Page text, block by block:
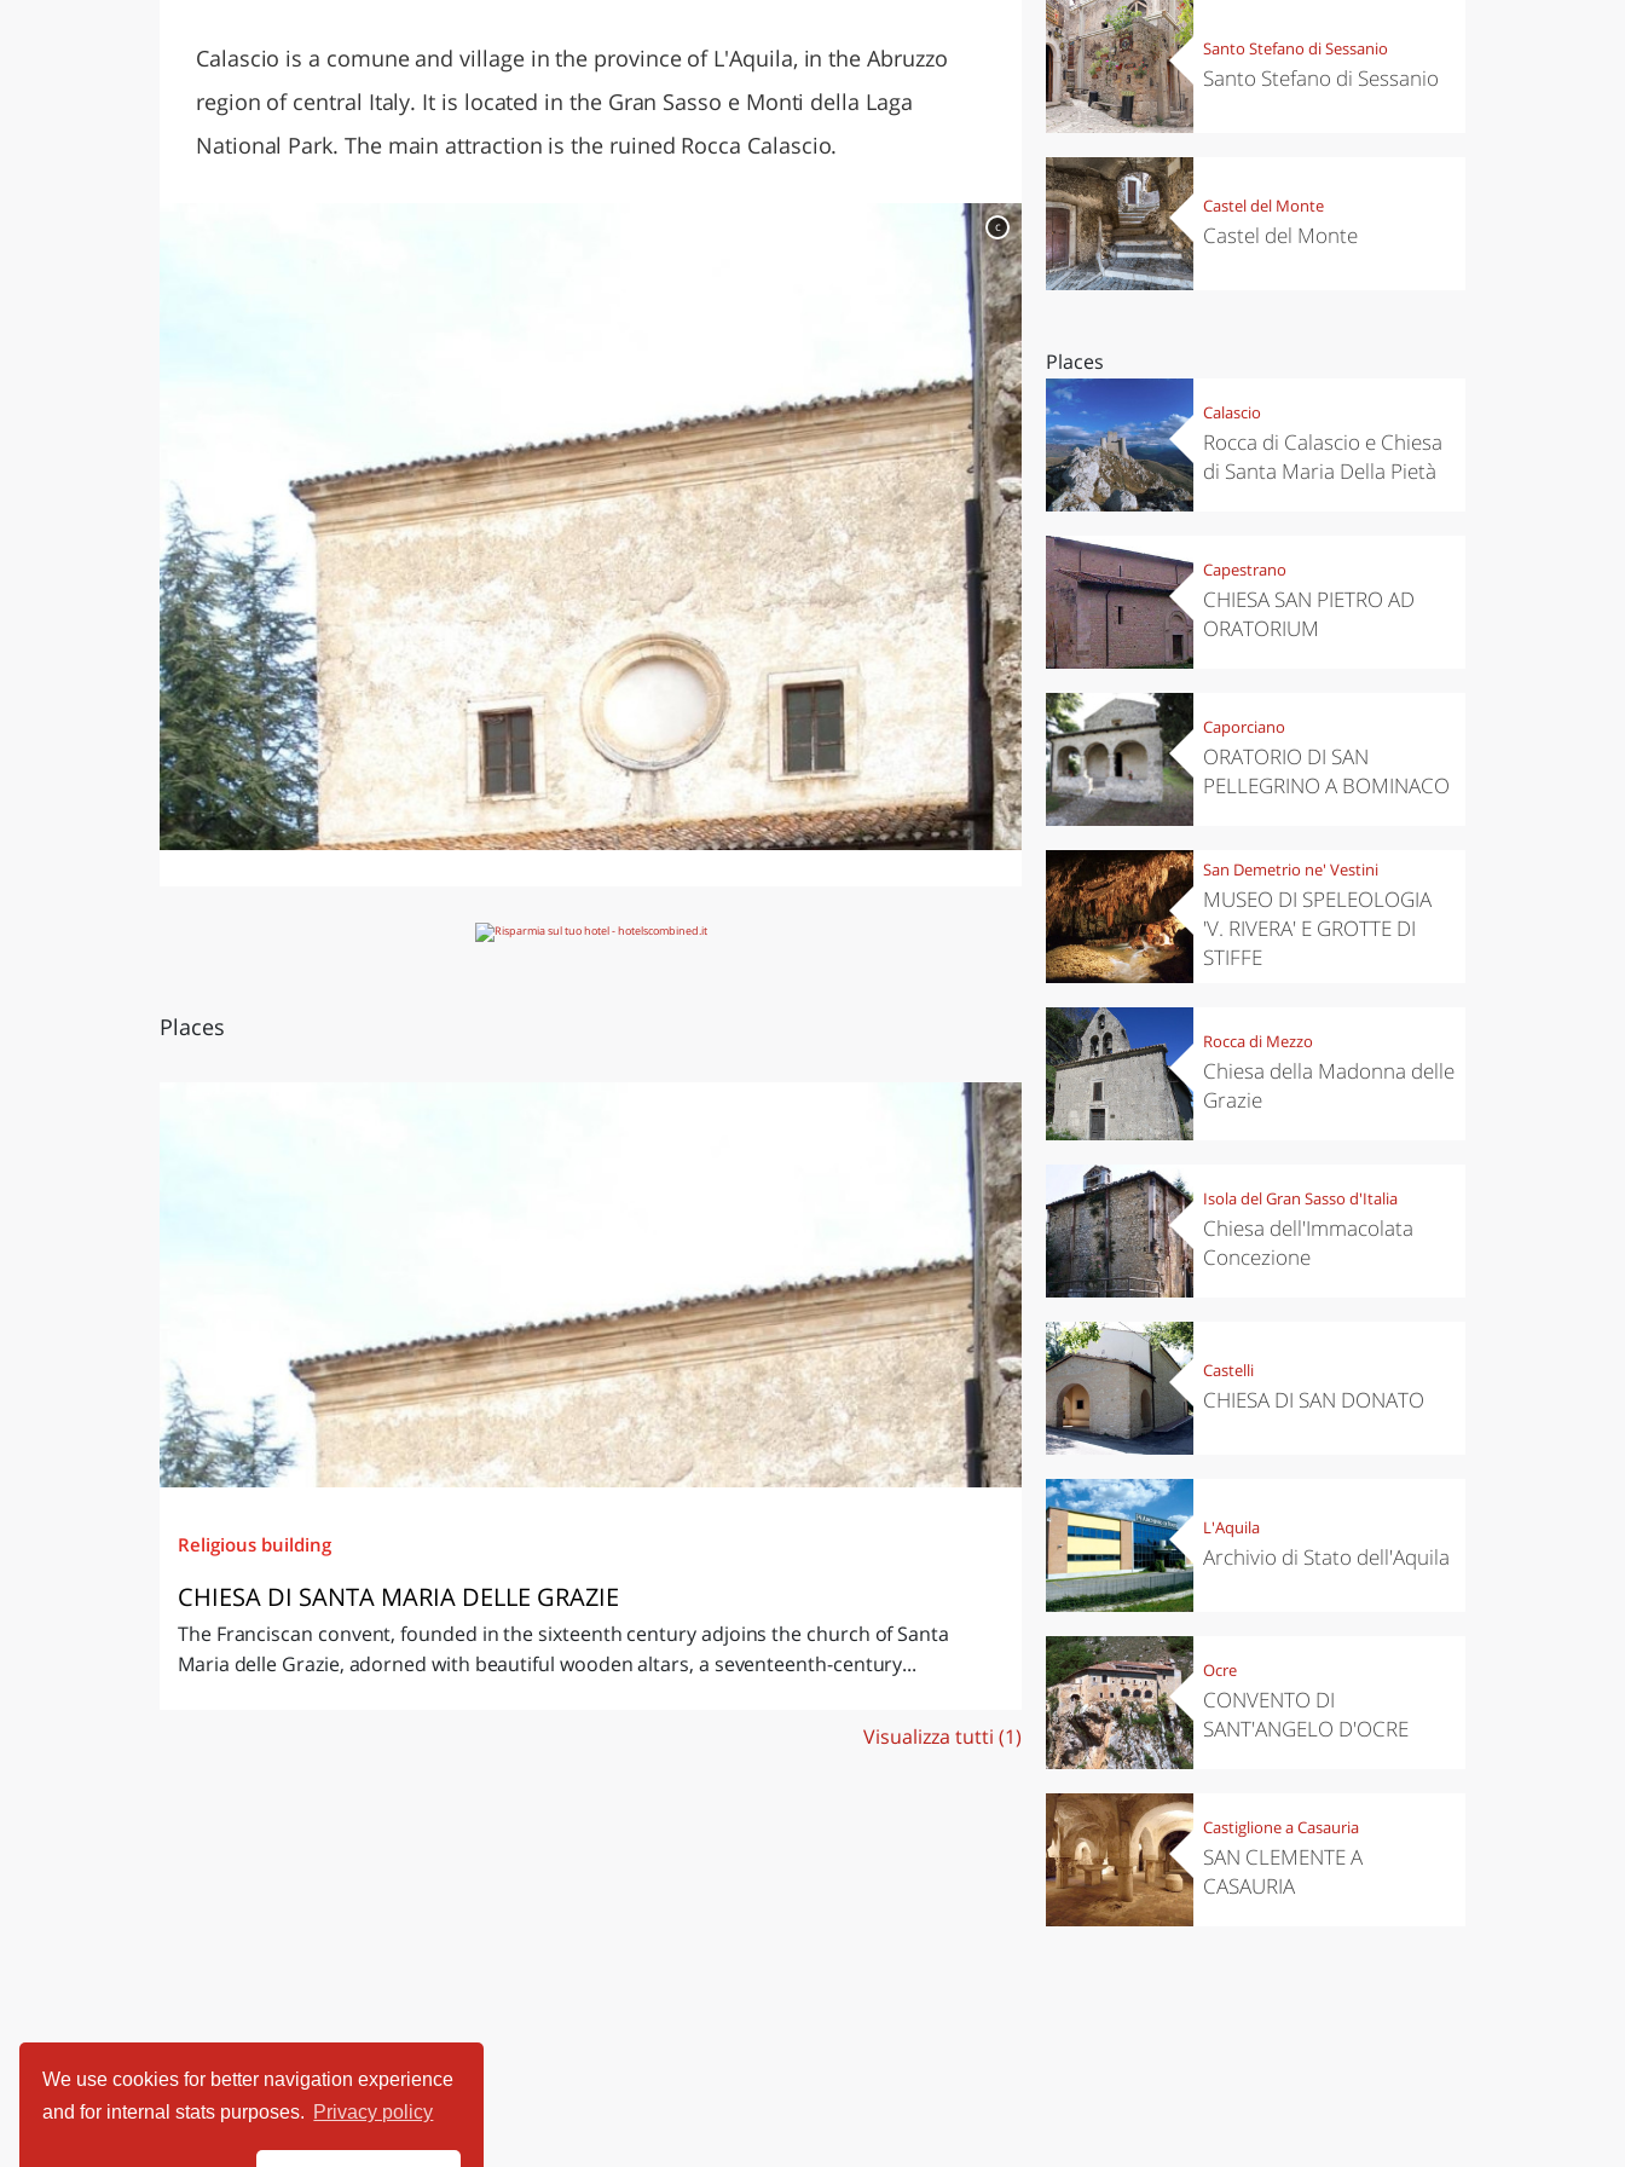
We use cookies for better navigation experience
and for internal stats purposes. Privacy policy
Calascio is a comune and village in the province of L'Aquila, in the Abruzzo
region of central Italy. It is located in the Gran Sasso e Monti della Laga
National Park. The main attraction is the ruined Rocca Calascio.
c
Places
Religious building
CHIESA DI SANTA MARIA DELLE GRAZIE
The Franciscan convent, founded in the sixteenth century adjoins the church of Santa
Maria delle Grazie, adorned with beautiful wooden altars, a seventeenth-century...
Visualizza tutti (1)
Santo Stefano di Sessanio
Santo Stefano di Sessanio
Castel del Monte
Castel del Monte
Places
Calascio
Rocca di Calascio e Chiesa
di Santa Maria Della Pietà
Capestrano
CHIESA SAN PIETRO AD
ORATORIUM
Caporciano
ORATORIO DI SAN
PELLEGRINO A BOMINACO
San Demetrio ne' Vestini
MUSEO DI SPELEOLOGIA
'V. RIVERA' E GROTTE DI
STIFFE
Rocca di Mezzo
Chiesa della Madonna delle
Grazie
Isola del Gran Sasso d'Italia
Chiesa dell'Immacolata
Concezione
Castelli
CHIESA DI SAN DONATO
L'Aquila
Archivio di Stato dell'Aquila
Ocre
CONVENTO DI
SANT'ANGELO D'OCRE
Castiglione a Casauria
SAN CLEMENTE A
CASAURIA